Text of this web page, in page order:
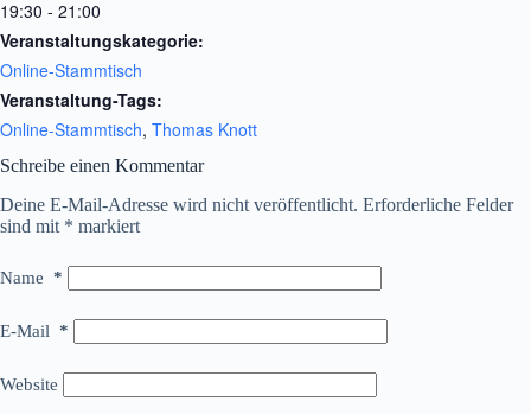
19:30 - 21:00
Veranstaltungskategorie:
Online-Stammtisch
Veranstaltung-Tags:
Online-Stammtisch, Thomas Knott
Schreibe einen Kommentar
Deine E-Mail-Adresse wird nicht veröffentlicht. Erforderliche Felder
sind mit * markiert
Name *
E-Mail *
Website